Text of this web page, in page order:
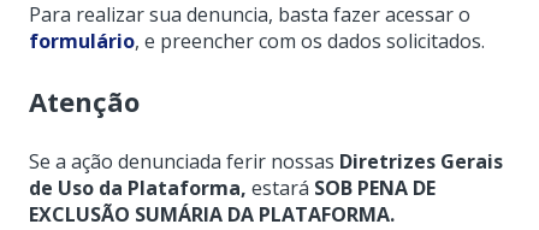
Para realizar sua denuncia, basta fazer acessar o
formulário, e preencher com os dados solicitados.
Atenção
Se a ação denunciada ferir nossas Diretrizes Gerais
de Uso da Plataforma, estará SOB PENA DE
EXCLUSÃO SUMÁRIA DA PLATAFORMA.